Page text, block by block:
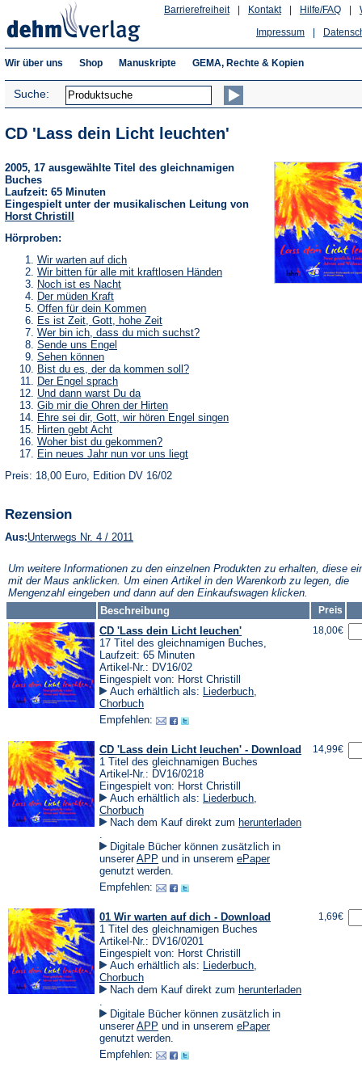
Hilfe/FAQ
Kontakt
Barrierefreiheit
Impressum
Wir über uns Shop Manuskripte GEMA, Rechte & Kopien
Suche:
CD 'Lass dein Licht leuchten'
2005, 17 ausgewählte Titel des gleichnamigen
Buches
Laufzeit: 65 Minuten
Eingespielt unter der musikalischen Leitung von
Horst Christill
Hörproben:
Wir warten auf dich(Öffnet
in
Tab)
Wir bitten für alle mit kraftlosen Händen(Öffnet
Noch ist es Nacht(Öffnet
einem
neuen
Tab)
Der müden Kraft(Öffnet
in
einem
neuen
Tab)
Offen für dein Kommen(Öffnet
in
einem
neuen
Es ist Zeit, Gott, hohe Zeit(Öffnet
in
Tab)
Wer bin ich, dass du mich suchst?(Öffnet
Sende uns Engel
einem
neuen
Tab)
Sehen können(Öffnet
in
einem
neuen
Tab)
Bist du es, der da kommen soll?(Öffnet
Tab)
Der Engel sprach(Öffnet
in
einem
neuen
Tab)
Und dann warst Du da(Öffnet
in
einem
neuen
Tab)
Gib mir die Ohren der Hirten(Öffnet
in
einem
Tab)
Ehre sei dir, Gott, wir hören Engel singen(Öffnet
Hirten gebt Acht(Öffnet
in
einem
neuen
Tab)
Woher bist du gekommen?(Öffnet
in
einem
neuen
Ein neues Jahr nun vor uns liegt(Öffnet
Preis: 18,00 Euro, Edition DV 16/02
Rezension
Aus:Unterwegs Nr. 4 / 2011
neuen
Tab)
Um weitere Informationen zu den einzelnen Produkten zu erhalten, diese
mit der Maus anklicken. Um einen Artikel in den Warenkorb zu legen, die
Mengenzahl eingeben und dann auf den Einkaufswagen klicken.
Beschreibung
Preis
CD 'Lass dein Licht leuchen'
17 Titel des gleichnamigen Buches,
Laufzeit: 65 Minuten
Artikel-Nr.: DV16/02
Eingespielt von: Horst Christill
Auch erhältlich als: Liederbuch,
Chorbuch
Empfehlen:
18,00€
CD 'Lass dein Licht leuchen' - Download
1 Titel des gleichnamigen Buches
Artikel-Nr.: DV16/0218
Eingespielt von: Horst Christill
Auch erhältlich als: Liederbuch,
Chorbuch
Nach dem Kauf direkt zum herunterladen
in
einem
neuen
Tab)
.
Digitale Bücher können zusätzlich in
unsererAPP (Öffnet
in
neuen
und in unserem ePaper(Öffnet
genutzt werden.
Empfehlen:
14,99€
01 Wir warten auf dich - Download
1 Titel des gleichnamigen Buches
Artikel-Nr.: DV16/0201
Eingespielt von: Horst Christill
Auch erhältlich als: Liederbuch,
Chorbuch
Nach dem Kauf direkt zum herunterladen
in
einem
neuen
Tab)
.
Digitale Bücher können zusätzlich in
unsererAPP (Öffnet
in
neuen
und in unserem ePaper(Öffnet
genutzt werden.
Empfehlen:
1,69€